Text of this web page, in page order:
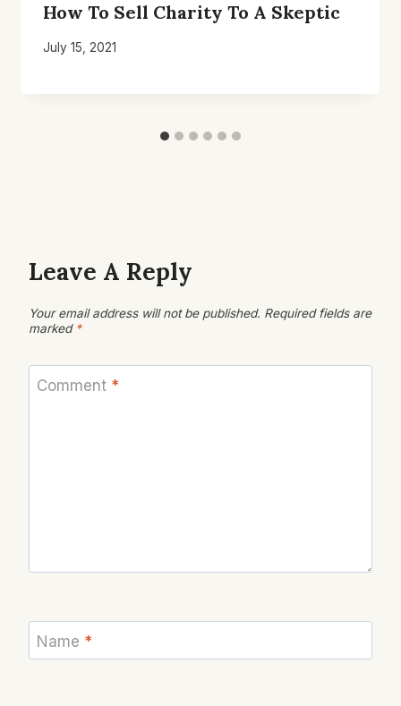
How To Sell Charity To A Skeptic
July 15, 2021
Leave A Reply
Your email address will not be published. Required fields are
marked *
Comment *
Name *